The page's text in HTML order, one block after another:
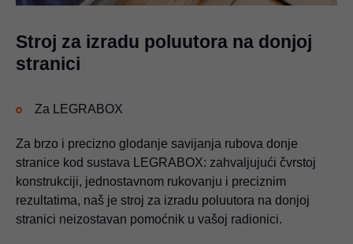
Stroj za izradu poluutora na donjoj
stranici
Za LEGRABOX
Za brzo i precizno glodanje savijanja rubova donje
stranice kod sustava LEGRABOX: zahvaljujući čvrstoj
konstrukciji, jednostavnom rukovanju i preciznim
rezultatima, naš je stroj za izradu poluutora na donjoj
stranici neizostavan pomoćnik u vašoj radionici.